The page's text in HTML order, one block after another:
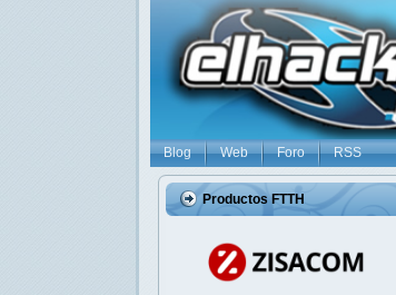
Blog Web Foro RSS
Productos FTTH